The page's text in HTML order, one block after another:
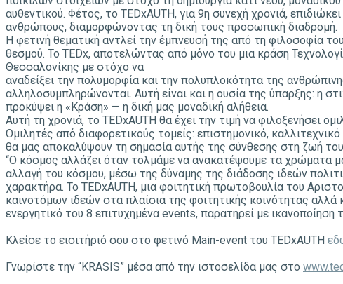
αυθεντικού. Φέτος, το TEDxAUTH, για 9η συνεχή χρονιά,
ανθρώπους, διαμορφώνοντας τη δική τους προσωπική διαδρομή.
Η φετινή θεματική αντλεί την έμπνευσή της από τη φιλοσοφία
θεσμού. Το TEDx, αποτελώντας από μόνο του μια κράση
Θεσσαλονίκης με στόχο να
αναδείξει την πολυμορφία και την πολυπλοκότητα της
αλληλοσυμπληρώνονται. Αυτή είναι και η ουσία της ύπαρξης: η
προκύψει η «Κράση» — η δική μας μοναδική αλήθεια.
Αυτή τη χρονιά, το TEDxAUTH θα έχει την τιμή να φιλοξενήσει
Ομιλητές από διαφορετικούς τομείς: επιστημονικό,
θα μας αποκαλύψουν τη σημασία αυτής της σύνθεσης στη ζωή
“Ο κόσμος αλλάζει όταν τολμάμε να ανακατέψουμε τα χρώματα
αλλαγή του κόσμου, μέσω της δύναμης της διάδοσης ιδεών
χαρακτήρα. Το TEDxAUTH, μια φοιτητική πρωτοβουλία του
καινοτόμων ιδεών στα πλαίσια της φοιτητικής κοινότητας
ενεργητικό του 8 επιτυχημένα events, παρατηρεί με
Κλείσε το εισιτήριό σου στο φετινό Main-event του TEDxAUTH
Γνωρίστε την “KRASIS” μέσα από την ιστοσελίδα μας στο